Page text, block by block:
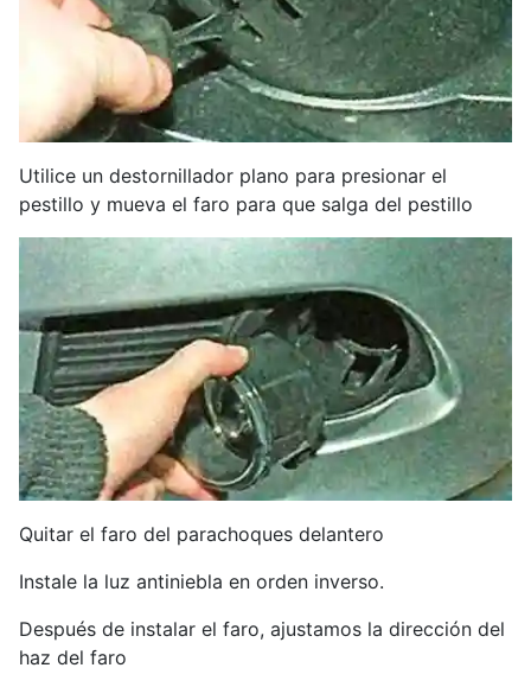
Utilice un destornillador plano para presionar el
pestillo y mueva el faro para que salga del pestillo
Quitar el faro del parachoques delantero
Instale la luz antiniebla en orden inverso.
Después de instalar el faro, ajustamos la dirección del
haz del faro